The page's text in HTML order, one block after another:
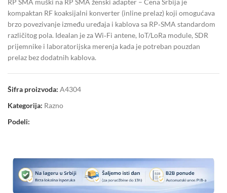
kompaktan RF koaksijalni konverter (inline prelaz) koji omogućava
brzo povezivanje između uređaja i kablova sa RP‑SMA standardom
različitog pola. Idealan je za Wi‑Fi antene, IoT/LoRa module, SDR
prijemnike i laboratorijska merenja kada je potreban pouzdan
prelaz bez dodatnih kablova.
Šifra proizvoda: A4304
Kategorija: Razno
Podeli: